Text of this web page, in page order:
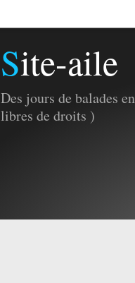
Site-aile
Des jours de balades
libres de droits )